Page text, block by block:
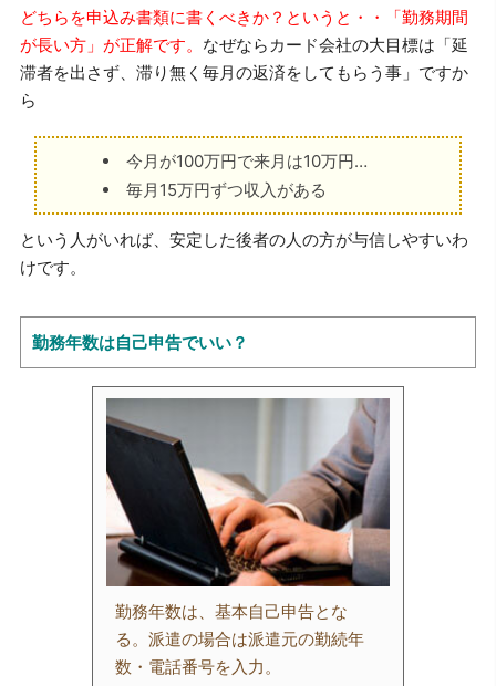
どちらを申込み書類に書くべきか？というと・・「勤務期間
が長い方」が正解です。 なぜならカード会社の大目標は「延
滞者を出さず、滞り無く毎月の返済をしてもらう事」ですか
ら
今月が100万円で来月は10万円…
毎月15万円ずつ収入がある
という人がいれば、安定した後者の人の方が与信しやすいわ
けです。
勤務年数は自己申告でいい？
勤務年数は、基本自己申告とな
る。派遣の場合は派遣元の勤続年
数・電話番号を入力。